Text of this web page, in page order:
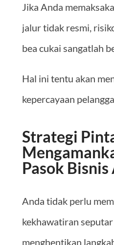
Jika Anda
jalur tidak resmi,
bea cukai sangatlah
Hal ini tentu akan
kepercayaan
Strategi
Pasok Bisnis
Anda tidak perlu
kekhawatiran
menghentikan